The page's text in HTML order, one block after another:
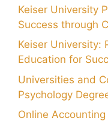
Keiser University
Success through
Keiser University:
Education for
Universities and
Psychology
Online